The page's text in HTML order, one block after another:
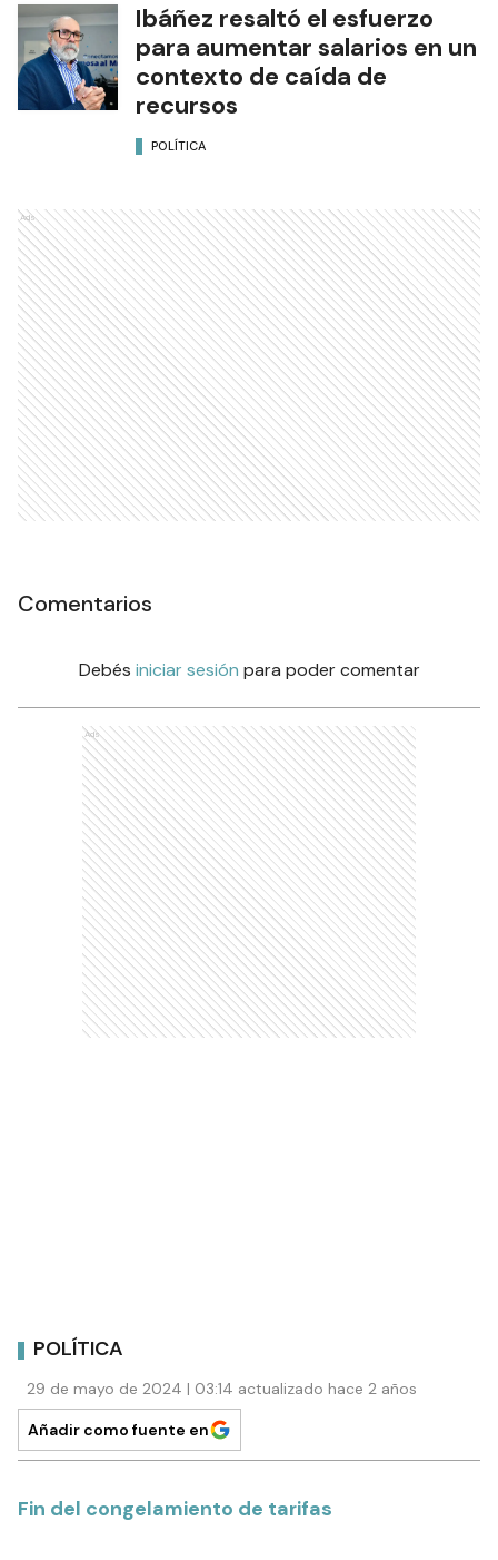
Ibáñez resaltó el esfuerzo
para aumentar salarios en un
contexto de caída de
recursos
POLÍTICA
Ads
Comentarios
Debés iniciar sesión para poder comentar
Ads
POLÍTICA
29 de mayo de 2024 | 03:14 actualizado hace 2 años
Añadir como fuente en
Fin del congelamiento de tarifas